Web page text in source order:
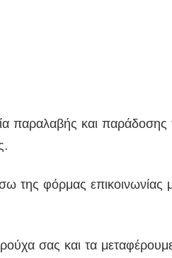
παραλαβής και
της φόρμας
σας και τα